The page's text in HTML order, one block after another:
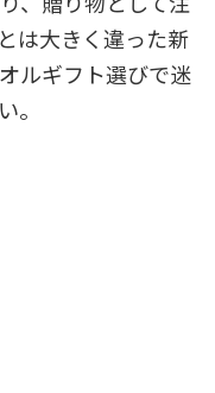
は大きく違った新
ルギフト選びで迷
。